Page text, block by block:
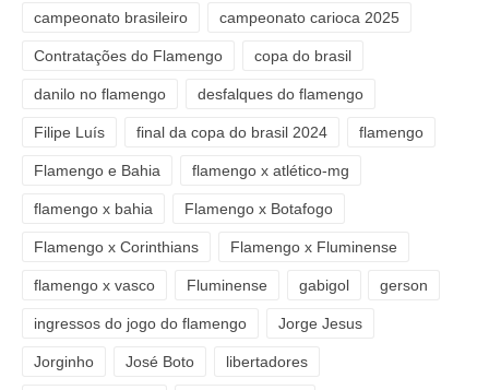
campeonato brasileiro campeonato carioca 2025
Contratações do Flamengo copa do brasil
danilo no flamengo desfalques do flamengo
Filipe Luís final da copa do brasil 2024 flamengo
Flamengo e Bahia flamengo x atlético-mg
flamengo x bahia Flamengo x Botafogo
Flamengo x Corinthians Flamengo x Fluminense
flamengo x vasco Fluminense gabigol gerson
ingressos do jogo do flamengo Jorge Jesus
Jorginho José Boto libertadores